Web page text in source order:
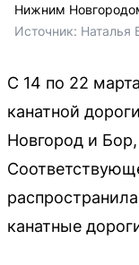
Нижним
Источник: Наталья
С 14 по 22
канатной
Новгород и
канатные